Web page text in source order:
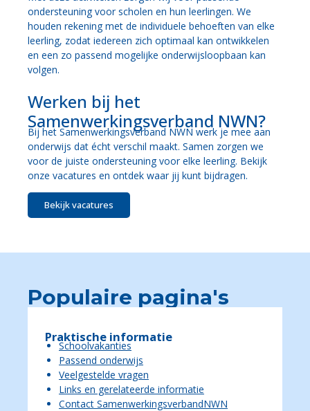
ondersteuning voor scholen en hun leerlingen. We
houden rekening met de individuele behoeften van elke
leerling, zodat iedereen zich optimaal kan ontwikkelen
en een zo passend mogelijke onderwijsloopbaan kan
volgen.
Werken bij het
Samenwerkingsverband NWN?
Bij het Samenwerkingsverband NWN werk je mee aan
onderwijs dat écht verschil maakt. Samen zorgen we
voor de juiste ondersteuning voor elke leerling. Bekijk
onze vacatures en ontdek waar jij kunt bijdragen.
Bekijk vacatures
Populaire pagina's
Praktische informatie
Schoolvakanties
Passend onderwijs
Veelgestelde vragen
Links en gerelateerde informatie
Contact SamenwerkingsverbandNWN